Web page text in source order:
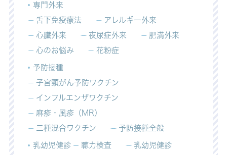
専門外来
舌下免疫療法
アレルギー外来
心臓外来
夜尿症外来
肥満外来
心のお悩み
花粉症
予防接種
子宮頸がん予防ワクチン
インフルエンザワクチン
麻疹・風疹（MR）
三種混合ワクチン
予防接種全般
乳幼児健診 聴力検査 乳幼児健診